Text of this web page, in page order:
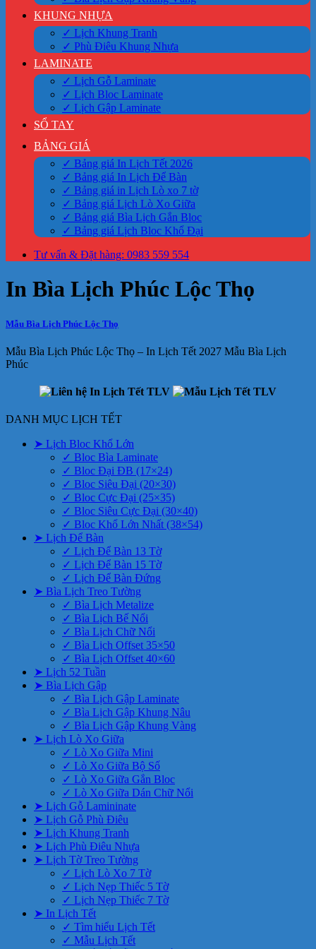
KHUNG NHỰA
✓ Lịch Khung Tranh
✓ Phù Điêu Khung Nhựa
LAMINATE
✓ Lịch Gỗ Laminate
✓ Lịch Bloc Laminate
✓ Lịch Gập Laminate
SỔ TAY
BẢNG GIÁ
✓ Bảng giá In Lịch Tết 2026
✓ Bảng giá In Lịch Để Bàn
✓ Bảng giá in Lịch Lò xo 7 tờ
✓ Bảng giá Lịch Lò Xo Giữa
✓ Bảng giá Bìa Lịch Gắn Bloc
✓ Bảng giá Lịch Bloc Khổ Đại
Tư vấn & Đặt hàng: 0983 559 554
In Bìa Lịch Phúc Lộc Thọ
Mẫu Bìa Lịch Phúc Lộc Thọ
Mẫu Bìa Lịch Phúc Lộc Thọ – In Lịch Tết 2027 Mẫu Bìa Lịch
Phúc
DANH MỤC LỊCH TẾT
➤ Lịch Bloc Khổ Lớn
✓ Bloc Bìa Laminate
✓ Bloc Đại ĐB (17×24)
✓ Bloc Siêu Đại (20×30)
✓ Bloc Cực Đại (25×35)
✓ Bloc Siêu Cực Đại (30×40)
✓ Bloc Khổ Lớn Nhất (38×54)
➤ Lịch Để Bàn
✓ Lịch Để Bàn 13 Tờ
✓ Lịch Để Bàn 15 Tờ
✓ Lịch Để Bàn Đứng
➤ Bìa Lịch Treo Tường
✓ Bìa Lịch Metalize
✓ Bìa Lịch Bế Nổi
✓ Bìa Lịch Chữ Nổi
✓ Bìa Lịch Offset 35×50
✓ Bìa Lịch Offset 40×60
➤ Lịch 52 Tuần
➤ Bìa Lịch Gập
✓ Bìa Lịch Gập Laminate
✓ Bìa Lịch Gập Khung Nâu
✓ Bìa Lịch Gập Khung Vàng
➤ Lịch Lò Xo Giữa
✓ Lò Xo Giữa Mini
✓ Lò Xo Giữa Bộ Số
✓ Lò Xo Giữa Gắn Bloc
✓ Lò Xo Giữa Dán Chữ Nổi
➤ Lịch Gỗ Lamininate
➤ Lịch Gỗ Phù Điêu
➤ Lịch Khung Tranh
➤ Lịch Phù Điêu Nhựa
➤ Lịch Tờ Treo Tường
✓ Lịch Lò Xo 7 Tờ
✓ Lịch Nẹp Thiếc 5 Tờ
✓ Lịch Nẹp Thiếc 7 Tờ
➤ In Lịch Tết
✓ Tìm hiểu Lịch Tết
✓ Mẫu Lịch Tết